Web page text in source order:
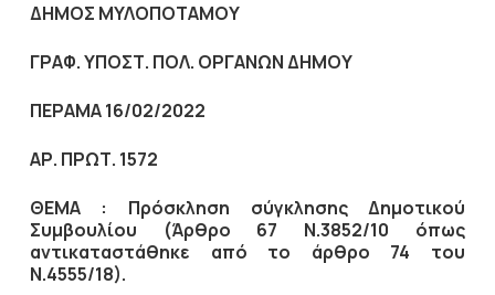
ΔΗΜΟΣ ΜΥΛΟΠΟΤΑΜΟΥ
ΓΡΑΦ. ΥΠΟΣΤ. ΠΟΛ. ΟΡΓΑΝΩΝ ΔΗΜΟΥ
ΠΕΡΑΜΑ 16/02/2022
ΑΡ. ΠΡΩΤ. 1572
ΘΕΜΑ : Πρόσκληση σύγκλησης Δημοτικού
Συμβουλίου (Άρθρο 67 Ν.3852/10
όπως
αντικαταστάθηκε από το άρθρο 74 του
Ν.4555/18).